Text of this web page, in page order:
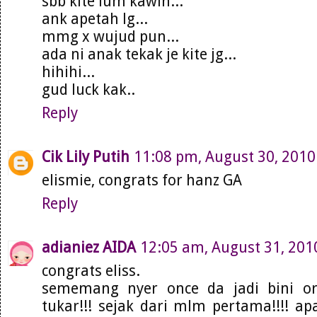
ank apetah lg...
mmg x wujud pun...
ada ni anak tekak je kite jg...
hihihi...
gud luck kak..
Reply
Cik Lily Putih 11:08 pm, August 30, 2010
elismie, congrats for hanz GA
Reply
adianiez AIDA 12:05 am, August 31,
congrats eliss.
sememang nyer once da jadi bini
tukar!!! sejak dari mlm pertama!!!!